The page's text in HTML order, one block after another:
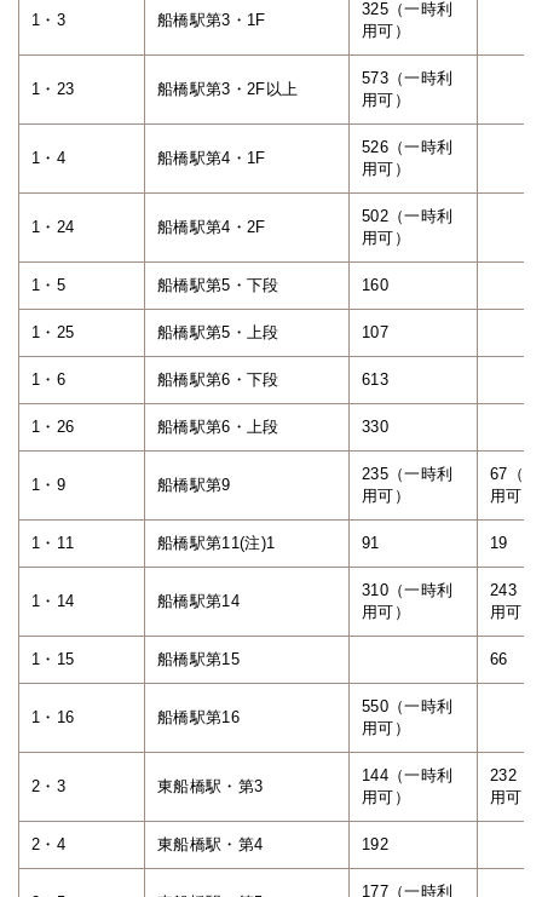
1・3 船橋駅第3・1F
325（一時利
用可）
1・23 船橋駅第3・2F以上
573（一時利
用可）
1・4 船橋駅第4・1F
526（一時利
用可）
1・24 船橋駅第4・2F
502（一時利
用可）
1・5 船橋駅第5・下段 160
1・25 船橋駅第5・上段 107
1・6 船橋駅第6・下段 613
1・26 船橋駅第6・上段 330
1・9 船橋駅第9
235（一時利
用可）
67（
用可）
1・11 船橋駅第11(注)1 91 19
1・14 船橋駅第14
310（一時利
用可）
243（
用可）
1・15 船橋駅第15 66
1・16 船橋駅第16
550（一時利
用可）
2・3 東船橋駅・第3
144（一時利
用可）
232（
用可）
2・4 東船橋駅・第4 192
177（一時利